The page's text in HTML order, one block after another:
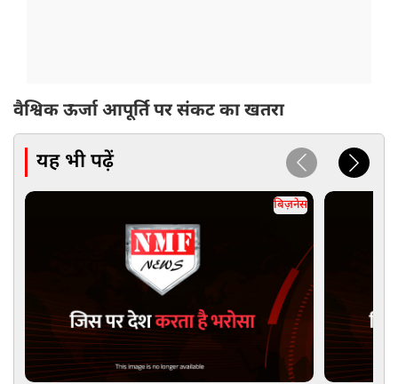
वैश्विक ऊर्जा आपूर्ति पर संकट का खतरा
यह भी पढ़ें
बिज़नेस